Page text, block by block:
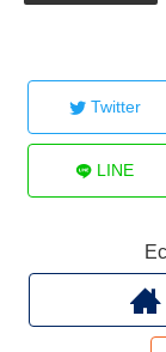
Twitter
LINE